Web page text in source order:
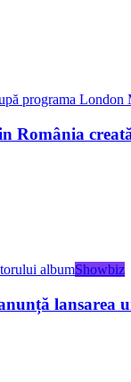
România
Showbiz
lansarea